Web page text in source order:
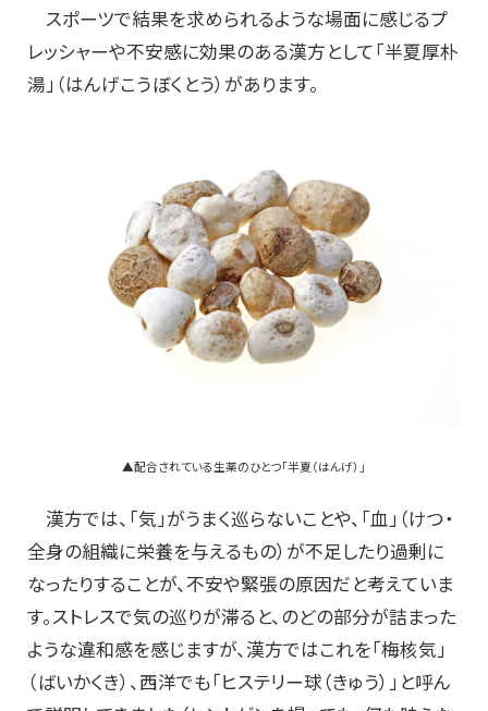
スポーツで結果を求められるような場面に感じるプ
レッシャーや不安感に効果のある漢方として「半夏厚朴
湯」（はんげこうぼくとう）があります。
▲配合されている生薬のひとつ「半夏（はんげ）」
漢方では、「気」がうまく巡らないことや、「血」（けつ・
全身の組織に栄養を与えるもの）が不足したり過剰に
なったりすることが、不安や緊張の原因だと考えていま
す。ストレスで気の巡りが滞ると、のどの部分が詰まった
ような違和感を感じますが、漢方ではこれを「梅核気」
（ばいかくき）、西洋でも「ヒステリー球（きゅう）」と呼ん